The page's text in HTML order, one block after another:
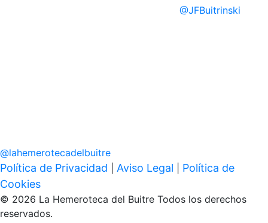
@JFBuitrinski
@lahemerotecadelbuitre
Política de Privacidad Aviso Legal
Política de
Cookies
© 2026 La Hemeroteca del Buitre Todos los derechos
reservados.